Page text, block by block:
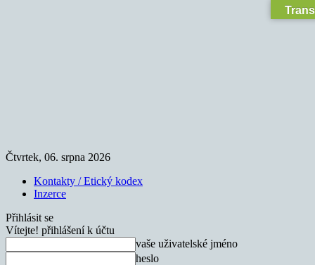
Čtvrtek, 06. srpna 2026
Kontakty / Etický kodex
Inzerce
Přihlásit se
Vítejte! přihlášení k účtu
vaše uživatelské jméno
heslo